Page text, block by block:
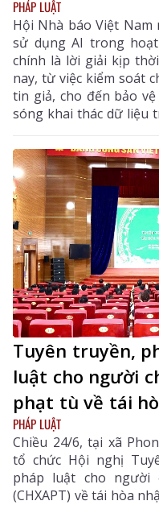
PHÁP LUẬT
Hội Nhà báo Việt Nam
sử dụng AI trong
chính là lời giải kịp
nay, từ việc kiểm soát
tin giả, cho đến bảo
sóng khai thác dữ liệu
hình trí tuệ nhân tạo.
Tuyên truyền,
luật cho người
phạt tù về tái
PHÁP LUẬT
Chiều 24/6, tại xã
tổ chức Hội nghị
pháp luật cho người
(CHXAPT) về tái hòa